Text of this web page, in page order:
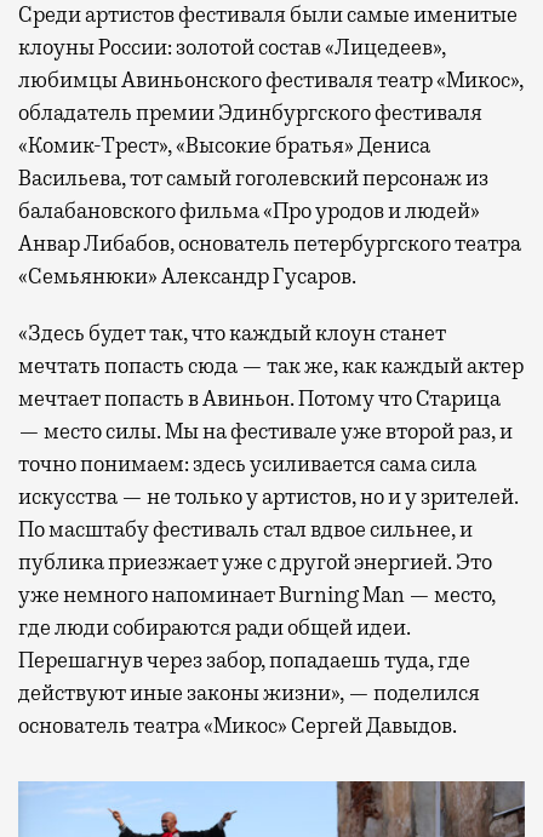
Среди артистов фестиваля были самые именитые
клоуны России: золотой состав «Лицедеев»,
любимцы Авиньонского фестиваля театр «Микос»,
обладатель премии Эдинбургского фестиваля
«Комик-Трест», «Высокие братья» Дениса
Васильева, тот самый гоголевский персонаж из
балабановского фильма «Про уродов и людей»
Анвар Либабов, основатель петербургского театра
«Семьянюки» Александр Гусаров.
«Здесь будет так, что каждый клоун станет
мечтать попасть сюда — так же, как каждый актер
мечтает попасть в Авиньон. Потому что Старица
— место силы. Мы на фестивале уже второй раз, и
точно понимаем: здесь усиливается сама сила
искусства — не только у артистов, но и у зрителей.
По масштабу фестиваль стал вдвое сильнее, и
публика приезжает уже с другой энергией. Это
уже немного напоминает Burning Man — место,
где люди собираются ради общей идеи.
Перешагнув через забор, попадаешь туда, где
действуют иные законы жизни», — поделился
основатель театра «Микос» Сергей Давыдов.